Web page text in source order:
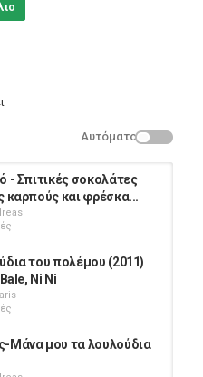
Αυτόματο
- Σπιτικές σοκολάτες
καρπούς και φρέσκα...
του πολέμου (2011)
Ni Ni
Μάνα μου τα λουλούδια